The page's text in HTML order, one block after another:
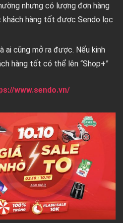
nhưng có lượng đơn hàng
khách hàng tốt được Sendo lọc
ai cũng mở ra được. Nếu kinh
hàng tốt có thể lên “Shop+”
www.sendo.vn/